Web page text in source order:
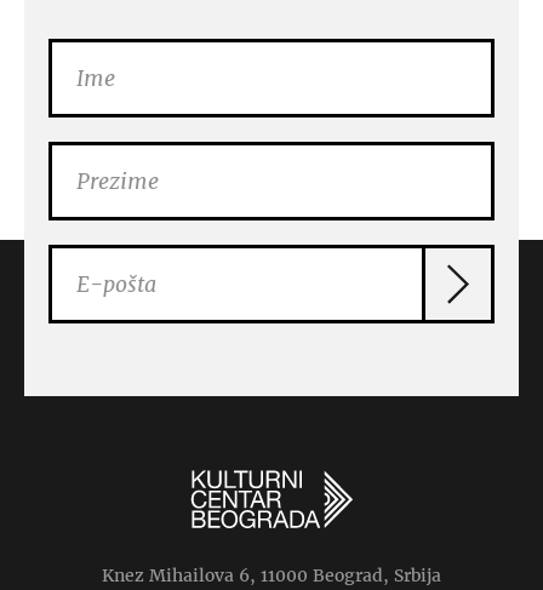
Knez Mihailova 6, 11000 Beograd, Srbija